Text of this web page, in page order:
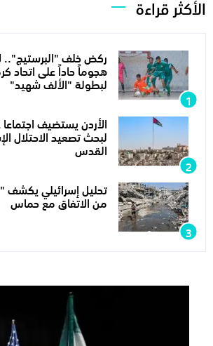
الأكثر قراءة
ركض خلف "البرستيج"..
هجوماً حاداً على اتحاد
لبطولة "الألف شهيد"
الأردن يستضيف اجتماعا
لبحث تصعيد الاحتلال
القدس
تحليل إسرائيلي يكشف
من الاتفاق مع حماس